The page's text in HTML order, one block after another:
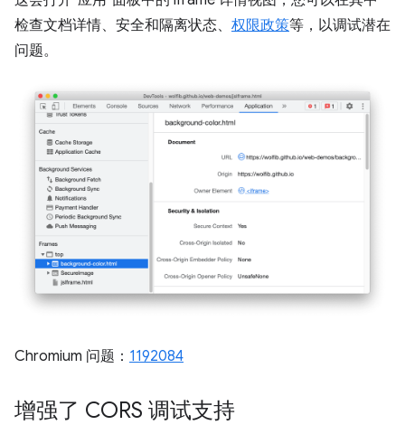
检查文档详情、安全和隔离状态、 权限政策等，以调试潜在
问题。
Chromium 问题： 1192084
增强了 CORS 调试支持